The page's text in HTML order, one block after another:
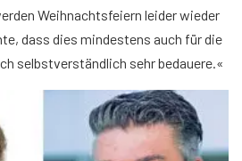
Weihnachtsfeiern leider wieder
dass dies mindestens auch für die
selbstverständlich sehr bedauere.«